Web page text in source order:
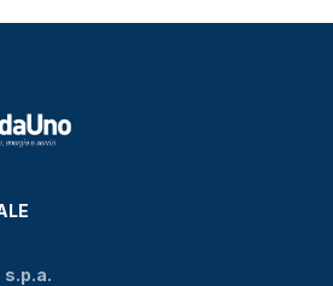
s.p.a.